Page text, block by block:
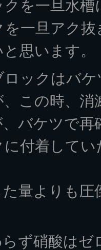
を一旦水
一旦アク
思います。
ックはバ
この時、
バケツで再
付着して
量よりも
ず硝酸は